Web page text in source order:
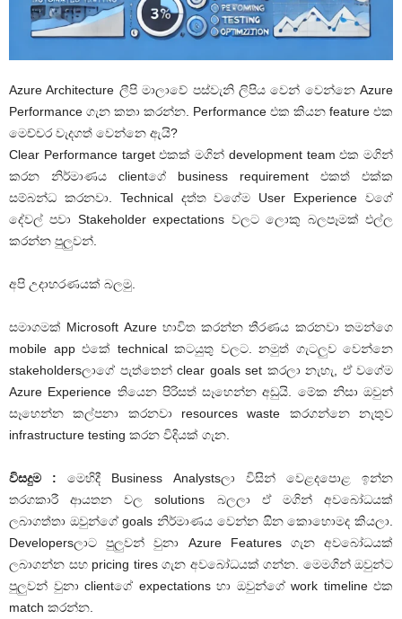
Azure Architecture ලීපි මාලාවේ පස්වැනි ලිපිය වෙන් වෙන්නෙ Azure
Performance ගැන කතා කරන්න. Performance එක කියන feature එක
මෙච්චර වැදගත් වෙන්නෙ ඇයි?
Clear Performance target එකක් මගින් development team එක මගින්
කරන නිර්මාණය clientග‌ේ business requirement එකත් එක්ක
සම්බන්ධ කරනවා. Technical දත්ත වගේම User Experience වගේ
දේවල් පවා Stakeholder expectations වලට ලොකු බලපෑමක් එල්ල
කරන්න පුලුවන්.
අපි උදාහරණයක් බලමු.
සමාගමක් Microsoft Azure භාවිත කරන්න තීරණය කරනවා තමන්ගෙ
mobile app එකේ technical කටයුතු වලට. නමුත් ගැටලුව වෙන්නෙ
stakeholdersලාගේ පැත්තෙන් clear goals set කරලා නැහැ, ඒ වගේම
Azure Experience තියෙන පිරිසත් සෑහෙන්න අඩුයි. මේක නිසා ඔවුන්
සෑහෙන්න කල්පනා කරනවා resources waste කරගන්නෙ නැතුව
infrastructure testing කරන විදියක් ගැන.
විසදුම :මෙහිදී Business Analystsලා විසින් වෙළදපොළ ඉන්න
තරගකාරී ආයතන වල solutions බලලා ඒ මගින් අවබෝධයක්
ලබාගත්තා ඔවුන්ගේ goals නිර්මාණය වෙන්න ඔින කොහොමද කියලා.
Developersලාට පුලුවන් වුනා Azure Features ගැන අවබෝධයක්
ලබාගන්න සහ pricing tires ගැන අවබෝධයක් ගන්න. මෙමගින් ඔවුන්ට
පුලුවන් වුනා clientගේ expectations හා ඔවුන්ගේ work timeline එක
match කරන්න.